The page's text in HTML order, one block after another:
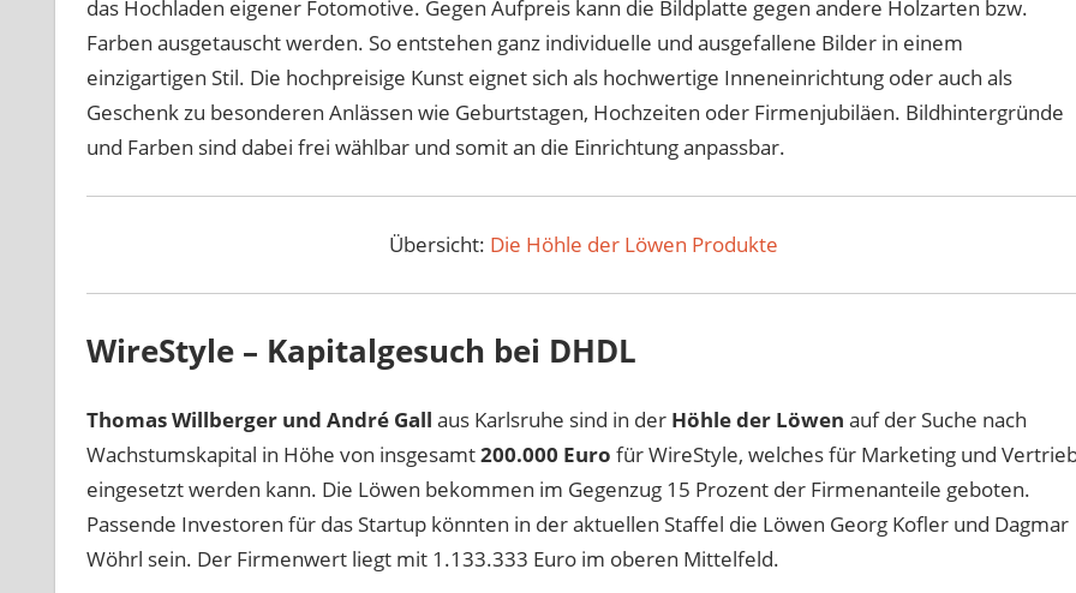
das Hochladen eigener Fotomotive. Gegen Aufpreis kann die Bildplatte gegen andere Holzarten bzw.
Farben ausgetauscht werden. So entstehen ganz individuelle und ausgefallene Bilder in einem
einzigartigen Stil. Die hochpreisige Kunst eignet sich als hochwertige Inneneinrichtung oder auch als
Geschenk zu besonderen Anlässen wie Geburtstagen, Hochzeiten oder Firmenjubiläen. Bildhintergründe
und Farben sind dabei frei wählbar und somit an die Einrichtung anpassbar.
Übersicht: Die Höhle der Löwen Produkte
WireStyle – Kapitalgesuch bei DHDL
Thomas Willberger und André Gall aus Karlsruhe sind in der Höhle der Löwen auf der Suche nach
Wachstumskapital in Höhe von insgesamt200.000 Euro für WireStyle, welches für Marketing und
eingesetzt werden kann. Die Löwen bekommen im Gegenzug 15 Prozent der Firmenanteile geboten.
Passende Investoren für das Startup könnten in der aktuellen Staffel die Löwen Georg Kofler und Dagmar
Wöhrl sein. Der Firmenwert liegt mit 1.133.333 Euro im oberen Mittelfeld.